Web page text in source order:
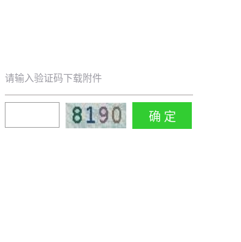
请输入验证码下载附件